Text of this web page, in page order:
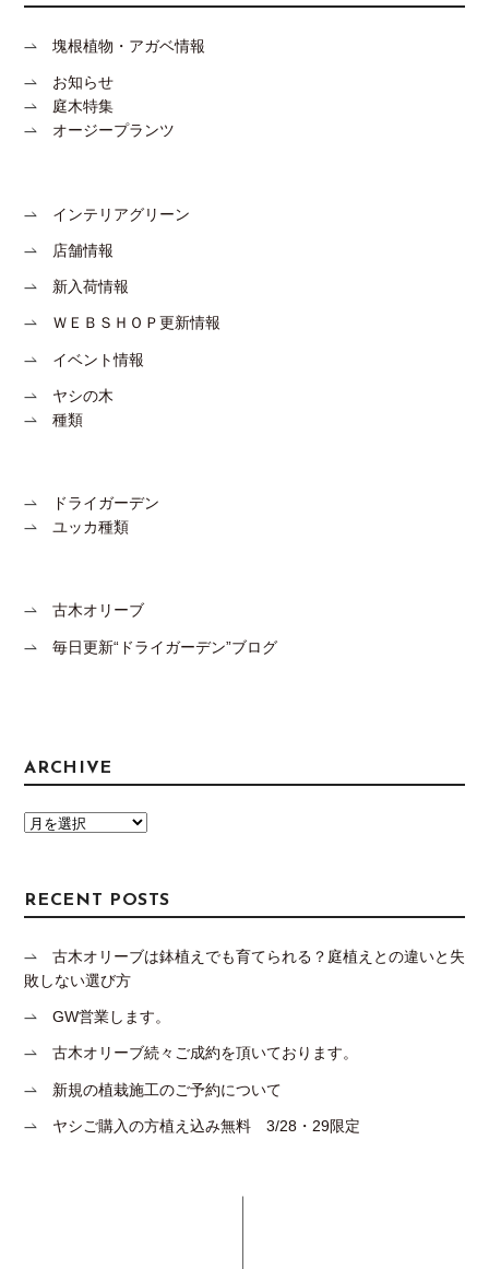
塊根植物・アガベ情報
お知らせ
庭木特集
オージープランツ
インテリアグリーン
店舗情報
新入荷情報
ＷＥＢＳＨＯＰ更新情報
イベント情報
ヤシの木
種類
ドライガーデン
ユッカ種類
古木オリーブ
毎日更新“ドライガーデン”ブログ
ARCHIVE
RECENT POSTS
古木オリーブは鉢植えでも育てられる？庭植えとの違いと失
敗しない選び方
GW営業します。
古木オリーブ続々ご成約を頂いております。
新規の植栽施工のご予約について
ヤシご購入の方植え込み無料 3/28・29限定